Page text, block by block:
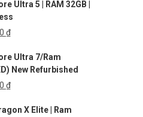
₫.
tại
là:
25.999.000 ₫.
Ultra 5 | RAM 32GB |
₫.
₫Giá
tại
là:
55.490.000 ₫.
Ultra 7/Ram
New Refurbished
₫Giá
tạiX Elite | Ram